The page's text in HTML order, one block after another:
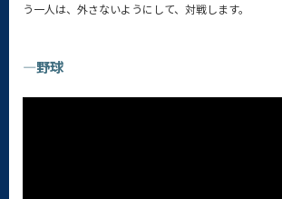
う一人は、外さないようにして、対戦します。
—野球